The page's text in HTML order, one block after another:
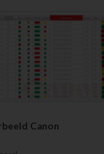
Canon